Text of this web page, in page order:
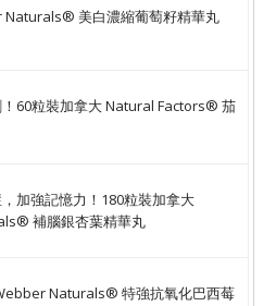
Naturals® 美白濃縮葡萄籽精華丸
60粒裝加拿大 Natural Factors® 茄
加強記憶力！180粒裝加拿大
補腦銀杏葉精華丸
Naturals® 特強抗氧化巴西莓